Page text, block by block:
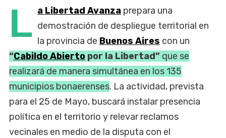
L a Libertad Avanza prepara una
demostración de despliegue territorial en
la provincia de Buenos Aires con un
“Cabildo Abierto por la Libertad” que se
realizará de manera simultánea en los 135
municipios bonaerenses. La actividad, prevista
para el 25 de Mayo, buscará instalar presencia
política en el territorio y relevar reclamos
vecinales en medio de la disputa con el